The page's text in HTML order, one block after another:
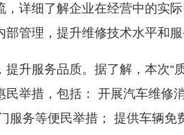
，详细了解企业在经营中的实
管理，提升维修技术水平和
服务品质。据了解，本次“
民举措，包括： 开展汽车维修
服务等便民举措； 提供车辆